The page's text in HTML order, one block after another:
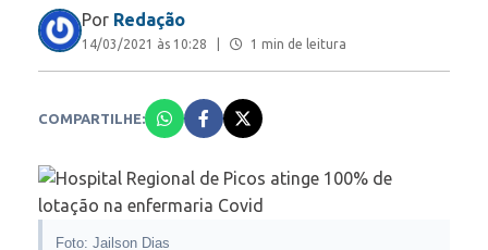
Por Redação
14/03/2021 às 10:28 1 min de leitura
COMPARTILHE:
Foto: Jailson Dias